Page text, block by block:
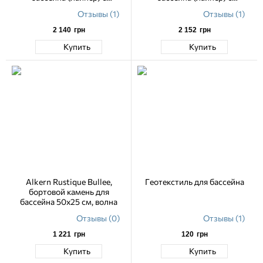
покрытием 1,65 м
Отзывы (1)
2 140 грн
Купить
покрытием 1,65 м
Отзывы (1)
2 152 грн
Купить
Alkern Rustique Bullee,
бортовой камень для
бассейна 50х25 см, волна
Отзывы (0)
1 221 грн
Купить
Геотекстиль для бассейна
Отзывы (1)
120 грн
Купить